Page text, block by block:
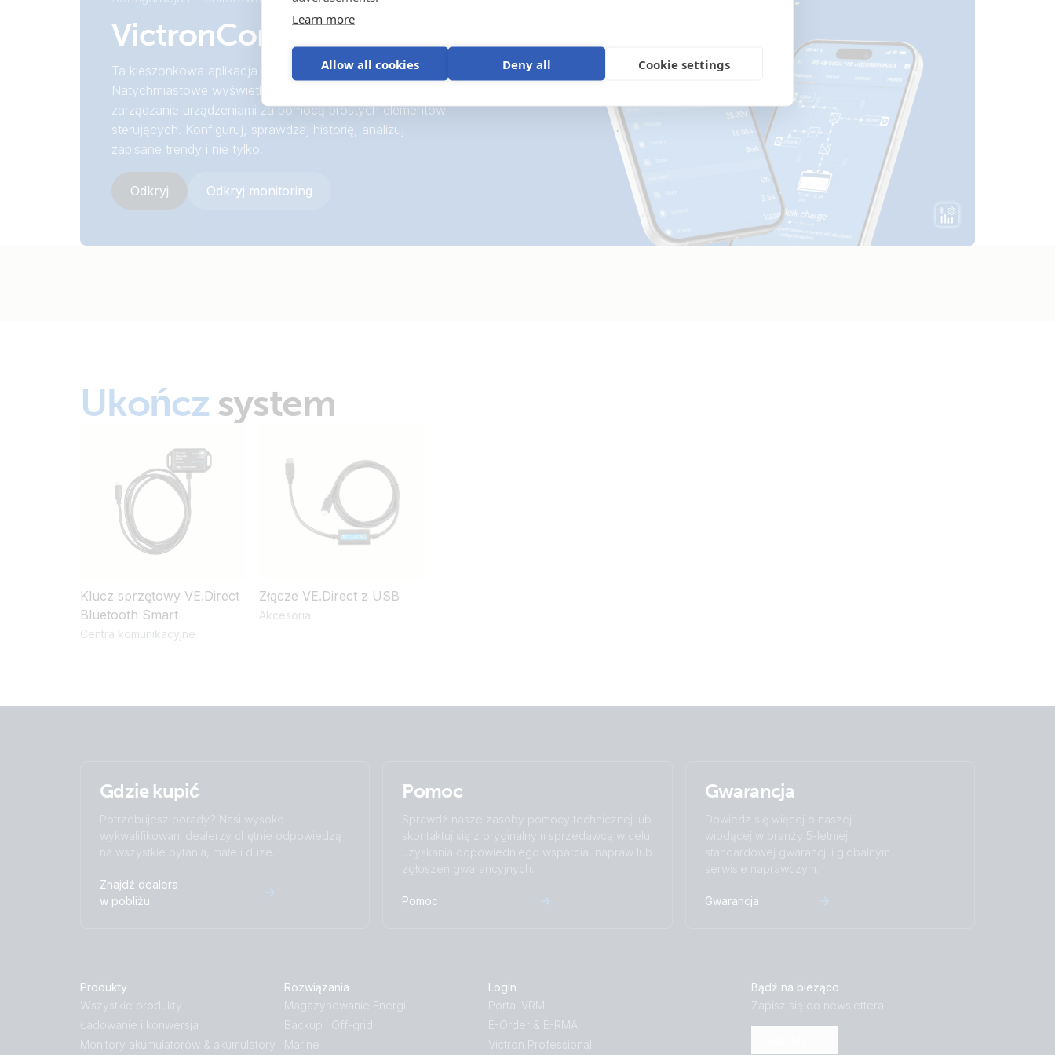
Learn more
Allow all cookies Deny all Cookie settings
VictronConnect
Ta kieszonkowa aplikacja potrafi wszystko.
Natychmiastowe wyświetlanie kluczowych danych i
zarządzanie urządzeniami za pomocą prostych elementów
sterujących. Konfiguruj, sprawdzaj historię, analizuj
zapisane trendy i nie tylko.
Odkryj Odkryj monitoring
Ukończ system
Klucz sprzętowy VE.Direct
Bluetooth Smart
Centra komunikacyjne
Złącze VE.Direct z USB
Akcesoria
Gdzie kupić
Potrzebujesz porady? Nasi wysoko
wykwalifikowani dealerzy chętnie odpowiedzą
na wszystkie pytania, małe i duże.
Znajdź dealera
w pobliżu
Pomoc
Sprawdź nasze zasoby pomocy technicznej lub
skontaktuj się z oryginalnym sprzedawcą w celu
uzyskania odpowiedniego wsparcia, napraw lub
zgłoszeń gwarancyjnych.
Pomoc
Gwarancja
Dowiedz się więcej o naszej
wiodącej w branży 5-letniej
standardowej gwarancji i globalnym
serwisie naprawczym.
Gwarancja
Produkty
Wszystkie produkty
Ładowanie i konwersja
Monitory akumulatorów & akumulatory
Rozwiązania
Magazynowanie Energii
Backup i Off-grid
Marine
Login
Portal VRM
E-Order & E-RMA
Victron Professional
Bądź na bieżąco
Zapisz się do newslettera